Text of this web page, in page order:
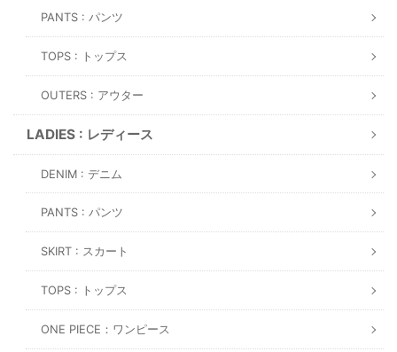
PANTS : パンツ
TOPS : トップス
OUTERS : アウター
LADIES : レディース
DENIM : デニム
PANTS : パンツ
SKIRT : スカート
TOPS : トップス
ONE PIECE：ワンピース